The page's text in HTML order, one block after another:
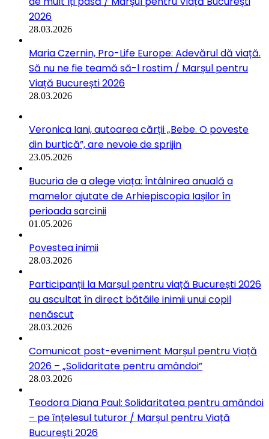
2026
28.03.2026
Maria Czernin, Pro-Life Europe: Adevărul dă viață.
Să nu ne fie teamă să-l rostim / Marșul pentru
Viață București 2026
28.03.2026
Veronica Iani, autoarea cărții „Bebe. O poveste
din burtică”, are nevoie de sprijin
23.05.2026
Bucuria de a alege viața: Întâlnirea anuală a
mamelor ajutate de Arhiepiscopia Iașilor în
perioada sarcinii
01.05.2026
Povestea inimii
28.03.2026
Participanții la Marșul pentru viață București 2026
au ascultat în direct bătăile inimii unui copil
nenăscut
28.03.2026
Comunicat post-eveniment Marșul pentru Viață
2026 – „Solidaritate pentru amândoi”
28.03.2026
Teodora Diana Paul: Solidaritatea pentru amândoi
– pe înțelesul tuturor / Marșul pentru Viață
București 2026